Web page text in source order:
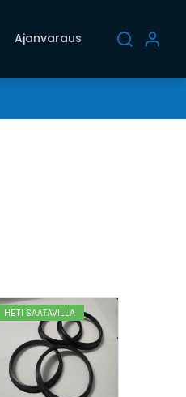
Ajanvaraus
HETI SAATAVILLA